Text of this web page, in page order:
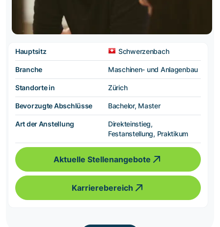
Hauptsitz Schwerzenbach
Branche Maschinen- und Anlagenbau
Standorte in Zürich
Bevorzugte Abschlüsse Bachelor, Master
Art der Anstellung
Direkteinstieg,
Festanstellung, Praktikum
Aktuelle Stellenangebote
Karrierebereich